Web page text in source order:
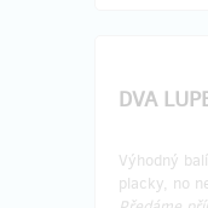
DVA
Výhodný
placky, no